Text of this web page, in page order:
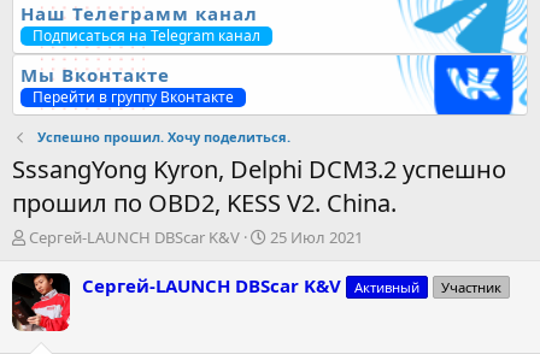
Наш Телеграмм канал
Подписаться на Telegram канал
Мы Вконтакте
Перейти в группу Вконтакте
Успешно прошил. Хочу поделиться.
SssangYong Kyron, Delphi DCM3.2 успешно
прошил по OBD2, KESS V2. China.
А
т
о
р
Сергей-LAUNCH DBScar K&V
Д
т
25 Июл 2021
Сергей-LAUNCH DBScar K&V Активный Участник